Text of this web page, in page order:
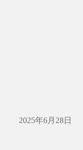
2025年6月28日